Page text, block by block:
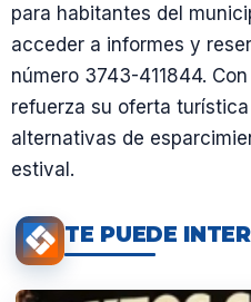
para habitantes del
acceder a informes y
número 3743-411844.
refuerza su oferta
alternativas de
estival.
TE PUEDE